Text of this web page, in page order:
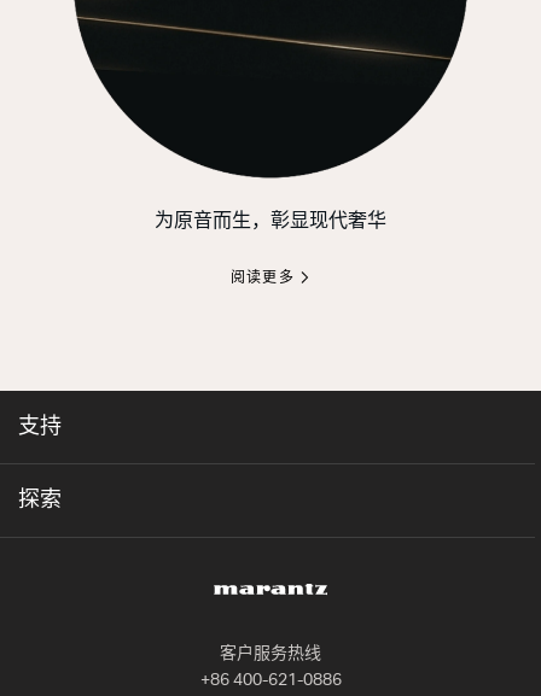
为原音而生，彰显现代奢华
阅读更多
客户服务热线
+86 400-621-0886
支持
探索